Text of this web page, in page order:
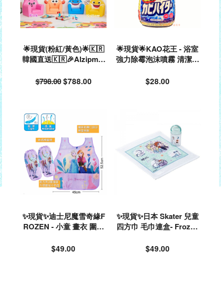
🌟現貨(粉紅/黃色)🌟🇰🇷
韓國直送🇰🇷🎉Alzipmat
🎉
$798.00$788.00
🌟現貨🌟KAO花王 - 浴室
強力除霉泡沫噴霧 清潔劑
$28.00
✨現貨✨迪士尼魔雪奇緣F
ROZEN - 小童 畫衣 圍裙
$49.00
✨現貨✨日本 Skater 兒童
四方巾 毛巾連盒- Frozen
$49.00